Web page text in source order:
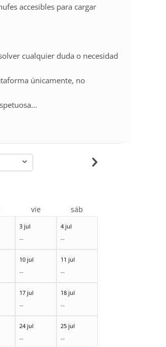
accesibles para cargar
cualquier duda o necesidad
únicamente, no
3 jul
--
4 jul
--
10 jul
--
11 jul
--
17 jul
--
18 jul
--
24 jul
--
25 jul
--
vie sáb